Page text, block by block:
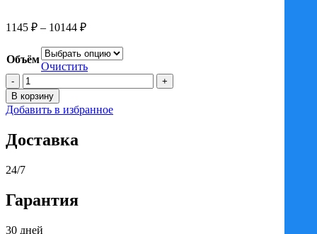
1145 ₽ – 10144 ₽Диапазон
1145 ₽
–
Объём
Очистить
Количество
товара
Пропитка
PINOTEX
/
ОРИДЖИНАЛ
база
В корзину
Добавить в избранное
Доставка
24/7
Гарантия
30 дней